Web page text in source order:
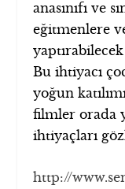
anasınıfı ve
eğitmenlere
Bu ihtiyacı
yoğun
filmler orada
ihtiyaçları
http://